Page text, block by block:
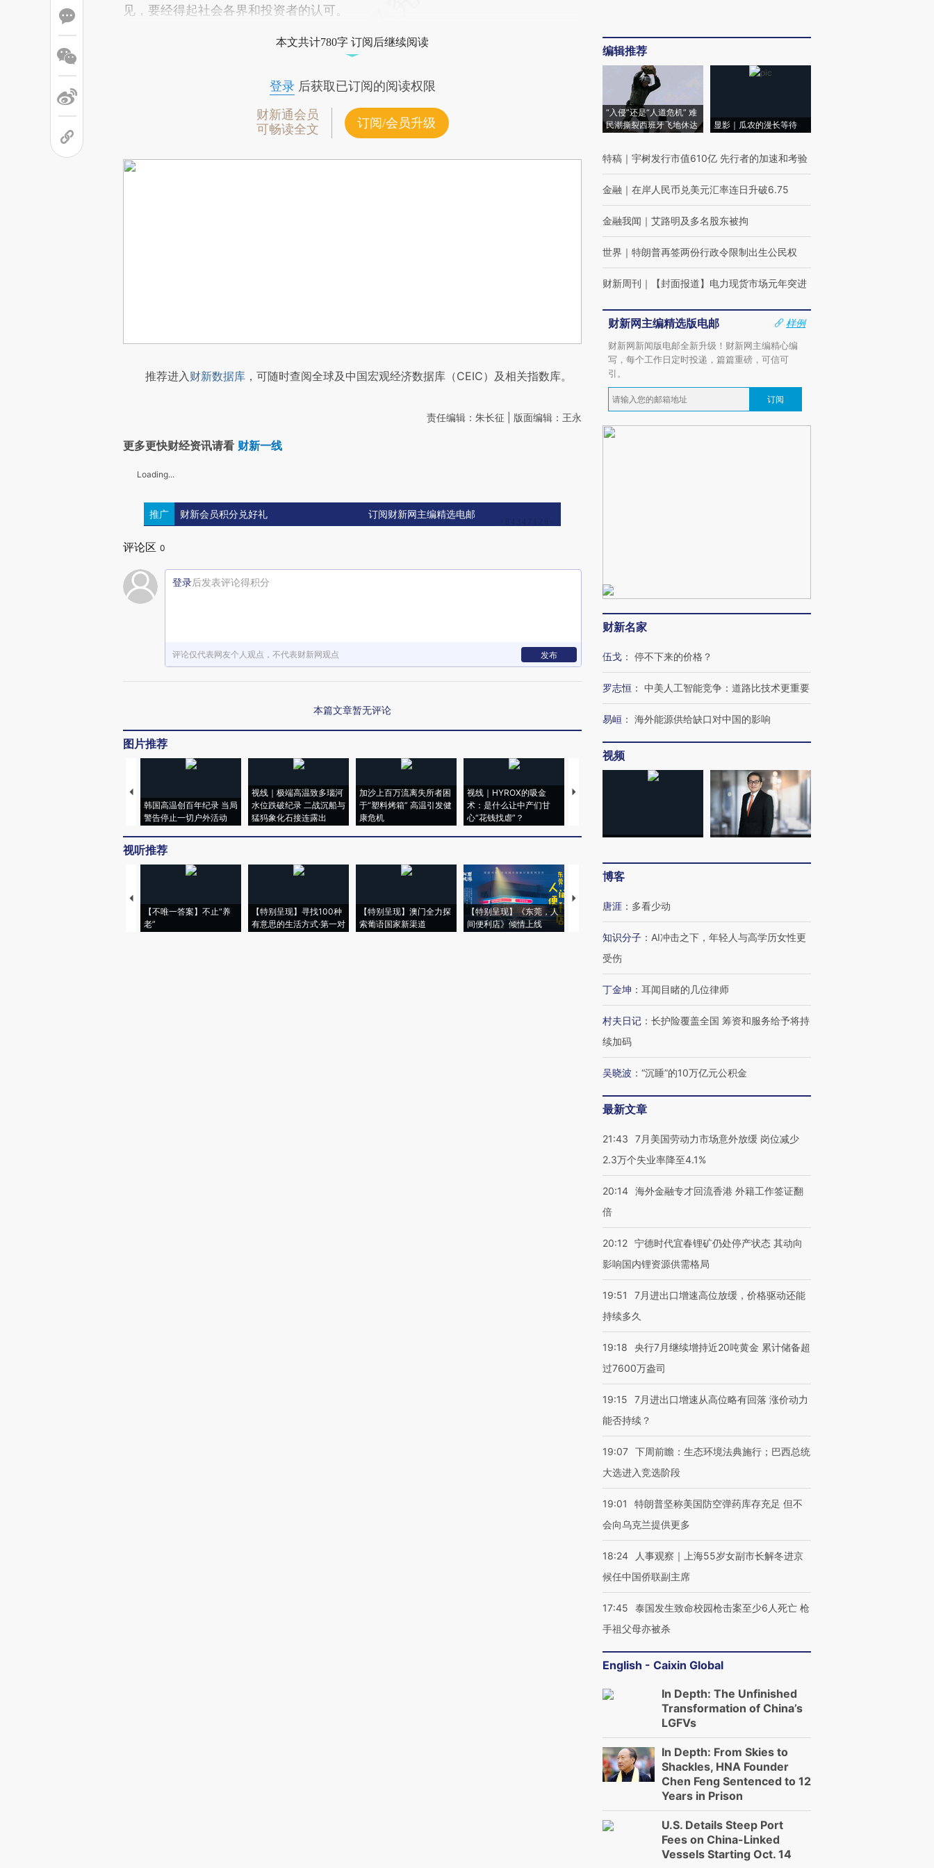
见，要经得起社会各界和投资者的认可。
本文共计780字 订阅后继续阅读
登录后获取已订阅的阅读权限
财新通会员
可畅读全文
订阅/会员升级
推荐进入财新数据库 ，可随时查阅全球及中国宏观经济数据库（CEIC）及相关指数库。
责任编辑：朱长征 | 版面编辑：王永
更多更快财经资讯请看 财新一线
Loading...
推广 财新会员积分兑好礼 订阅财新网主编精选电邮
评论区 0
登录后发表评论得积分
评论仅代表网友个人观点，不代表财新网观点 发布
本篇文章暂无评论
图片推荐
韩国高温创百年纪录 当局
警告停止一切户外活动
视线｜极端高温致多瑙河
水位跌破纪录 二战沉船与
猛犸象化石接连露出
加沙上百万流离失所者困
于“塑料烤箱” 高温引发健
康危机
视线｜HYROX的吸金
术：是什么让中产们甘
心“花钱找虐”？
马航飞行员跨国走私7万
视线｜被称为“蟑螂”的印
度Z世代 用街头抗争将教
育部长拱下台
视线｜“入侵”还是“人道危
机”？难民潮撕裂西班牙
飞地休达
视听推荐
【不唯一答案】不止“养
老”
【特别呈现】寻找100种
有意思的生活方式·第一对
【特别呈现】澳门全力探
索葡语国家新渠道
【特别呈现】《东莞，人
间便利店》倾情上线
【推广】走进第四届链博
会，让数智科技“链”接产
有意思的生活方式·第三对
住三大增长引擎是什么？
编辑推荐
“入侵”还是“人道危机” 难
民潮撕裂西班牙飞地休达
显影｜瓜农的漫长等待
特稿 ｜ 宇树发行市值610亿 先行者的加速和考验
金融 ｜ 在岸人民币兑美元汇率连日升破6.75
金融我闻 ｜ 艾路明及多名股东被拘
世界 ｜ 特朗普再签两份行政令限制出生公民权
财新周刊 ｜ 【封面报道】电力现货市场元年突进
财新网主编精选版电邮
样例
财新网新闻版电邮全新升级！财新网主编精心编
写，每个工作日定时投递，篇篇重磅，可信可
引。
订阅
财新名家
伍戈 ： 停不下来的价格？
罗志恒 ： 中美人工智能竞争：道路比技术更重要
易峘 ： 海外能源供给缺口对中国的影响
视频
博客
唐涯 ： 多看少动
知识分子 ： AI冲击之下，年轻人与高学历女性更
受伤
丁金坤 ： 耳闻目睹的几位律师
村夫日记 ： 长护险覆盖全国 筹资和服务给予将持
续加码
吴晓波 ： “沉睡”的10万亿元公积金
最新文章
21:43
7月美国劳动力市场意外放缓 岗位减少
2.3万个失业率降至4.1%
20:14 海外金融专才回流香港 外籍工作签证翻
倍
20:12 宁德时代宜春锂矿仍处停产状态 其动向
影响国内锂资源供需格局
19:51
7月进出口增速高位放缓，价格驱动还能
持续多久
19:18
央行7月继续增持近20吨黄金 累计储备超
过7600万盎司
19:15
7月进出口增速从高位略有回落 涨价动力
能否持续？
19:07 下周前瞻：生态环境法典施行；巴西总统
大选进入竞选阶段
19:01
特朗普坚称美国防空弹药库存充足 但不
会向乌克兰提供更多
18:24
人事观察｜上海55岁女副市长解冬进京
候任中国侨联副主席
17:45
泰国发生致命校园枪击案至少6人死亡 枪
手祖父母亦被杀
English - Caixin Global
In Depth: The Unfinished
Transformation of China’s
LGFVs
In Depth: From Skies to
Shackles, HNA Founder
Chen Feng Sentenced to 12
Years in Prison
U.S. Details Steep Port
Fees on China-Linked
Vessels Starting Oct. 14